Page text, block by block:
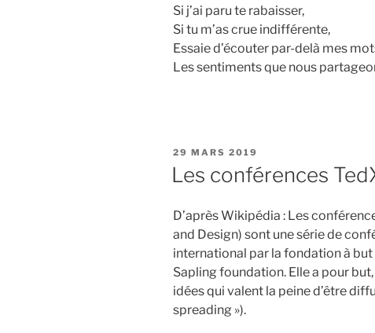
Si j’ai paru te rabaisser,
Si tu m’as crue indifférente,
Essaie d’écouter par-delà mes
Les sentiments que nous
PUBLIÉ
LE
29 MARS 2019
Les conférences
D’après Wikipédia : Les
and Design) sont une série de
international par la fondation à
Sapling foundation. Elle a pour
idées qui valent la peine d’être
spreading »).